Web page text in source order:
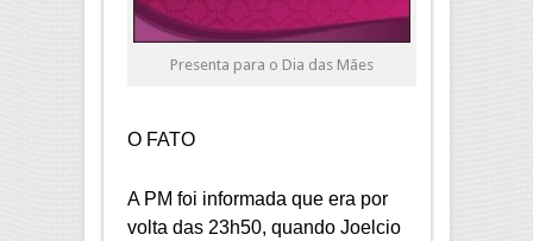
Presenta para o Dia das Mães
O FATO
A PM foi informada que era por
volta das 23h50, quando Joelcio